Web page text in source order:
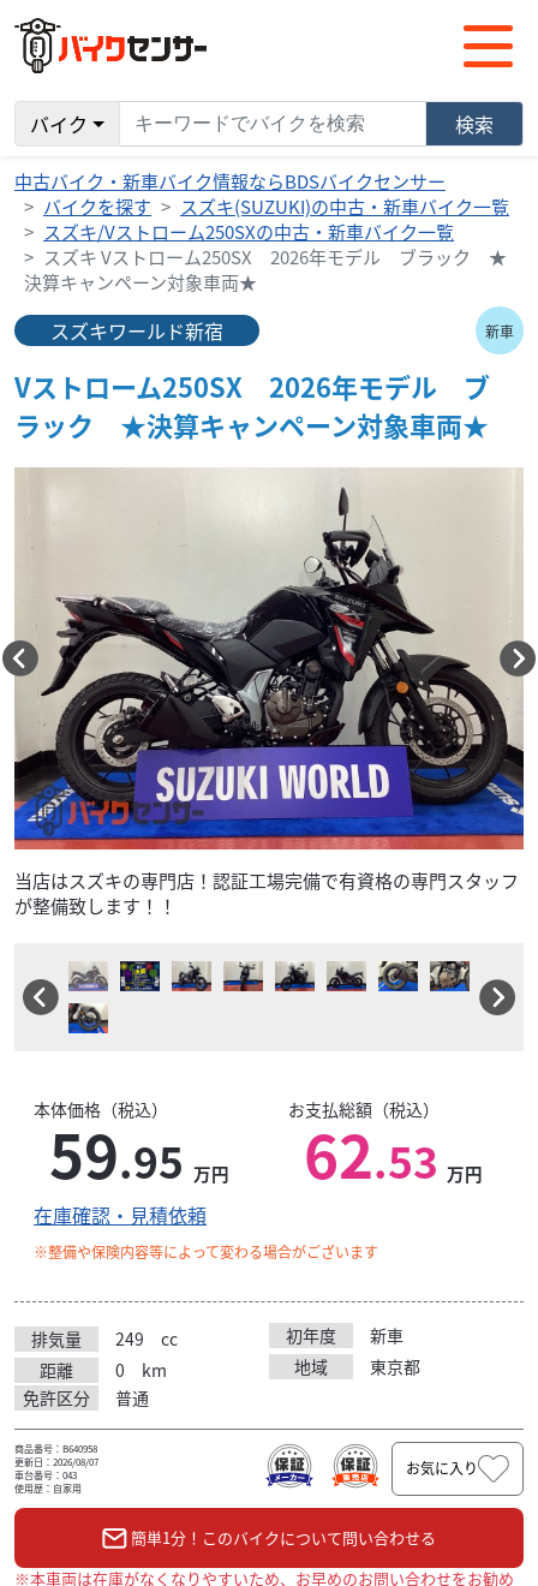
バイク 検索
中古バイク・新車バイク情報ならBDSバイクセンサー
バイクを探す
スズキ(SUZUKI)の中古・新車バイク一覧
スズキ/Vストローム250SXの中古・新車バイク一覧
スズキ Vストローム250SX 2026年モデル ブラック ★
決算キャンペーン対象車両★
スズキワールド新宿 新車
Vストローム250SX 2026年モデル ブ
ラック ★決算キャンペーン対象車両★
当店はスズキの専門店！認証工場完備で有資格の専門スタッフ
が整備致します！！
本体価格（税込）
59.95 万円
お支払総額（税込）
62.53 万円
在庫確認・見積依頼
※整備や保険内容等によって変わる場合がございます
排気量 249 cc 初年度
新車
距離
0 km 地域
東京都
免許区分
普通
商品番号：B640958
更新日：2026/08/07
車台番号：043
使用歴：自家用
お気に入り
簡単1分！このバイクについて問い合わせる
※本車両は在庫がなくなりやすいため、お早めのお問い合わせをお勧め